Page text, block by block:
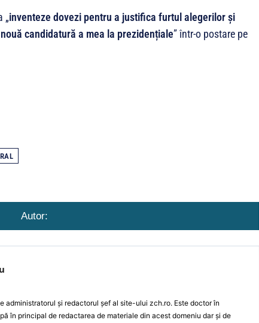
„inventeze dovezi pentru a justifica furtul alegerilor și
candidatură a mea la prezidențiale” într-o postare pe
Autor:
administratorul și redactorul șef al site-ului zch.ro. Este doctor în
în principal de redactarea de materiale din acest domeniu dar și de